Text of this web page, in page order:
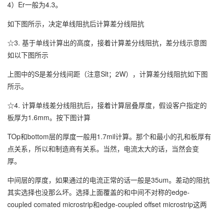
4）Er一般为4.3。
如下图所示，决定单线阻抗后计算差分线阻抗
☆3. 基于单线计算出的高度，接着计算差分线阻抗，差分线示意图
如以下图所示
上图中的S是差分线间距（注意Slt；2W），计算差分线阻抗如下图
所示。
☆4. 计算单线差分线阻抗后，接着计算层叠厚度，假设客户指定的
板厚为1.6mm。按下图计算
TOp和bottom层的厚度一般用1.7mil计算。那个和最小的孔和板厚有
点关系，所以和制造商有关系。当然，电流太大的话，当然会变
厚。
中间层的厚度，如果通过的电流正常的话一般是35um。差动的阻抗
其实选择也没那么坏。选择上面覆盖的和中间不对称的edge-
coupled comated microstrip和edge-coupled offset microstrip这两